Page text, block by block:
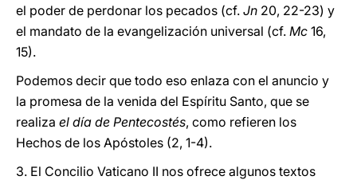
el poder de perdonar los pecados (cf. Jn 20, 22-23) y
el mandato de la evangelización universal (cf. Mc 16,
15).
Podemos decir que todo eso enlaza con el anuncio y
la promesa de la venida del Espíritu Santo, que se
realiza el día de Pentecostés, como refieren los
Hechos de los Apóstoles (2, 1-4).
3. El Concilio Vaticano II nos ofrece algunos textos